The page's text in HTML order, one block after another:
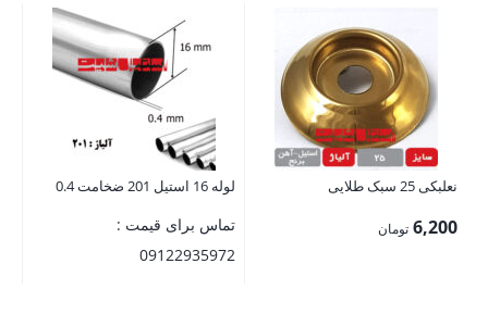
نعلبکی 25 سبک طلایی
6,200 تومان
لوله 16 استیل 201 ضخامت 0.4
تماس برای قیمت :
09122935972